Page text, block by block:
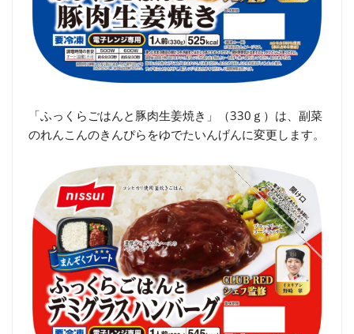
「ふっくらごはんと豚肉生姜焼き」（330ｇ）は、副菜
のれんこんのきんぴらをゆでたいんげんに変更します。